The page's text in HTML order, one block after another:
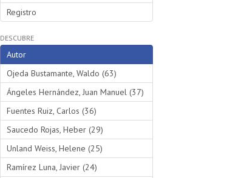
Registro
DESCUBRE
Autor
Ojeda Bustamante, Waldo (63)
Ángeles Hernández, Juan Manuel (37)
Fuentes Ruiz, Carlos (36)
Saucedo Rojas, Heber (29)
Unland Weiss, Helene (25)
Ramírez Luna, Javier (24)